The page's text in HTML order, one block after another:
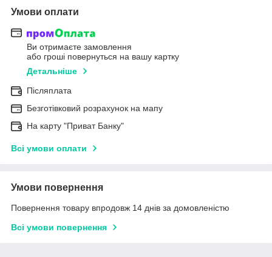
Умови оплати
Ви отримаєте замовлення
або гроші повернуться на вашу картку
Детальніше
Післяплата
Безготівковий розрахунок на мапу
На карту "Приват Банку"
Всі умови оплати
Умови повернення
Повернення товару впродовж 14 днів за домовленістю
Всі умови повернення